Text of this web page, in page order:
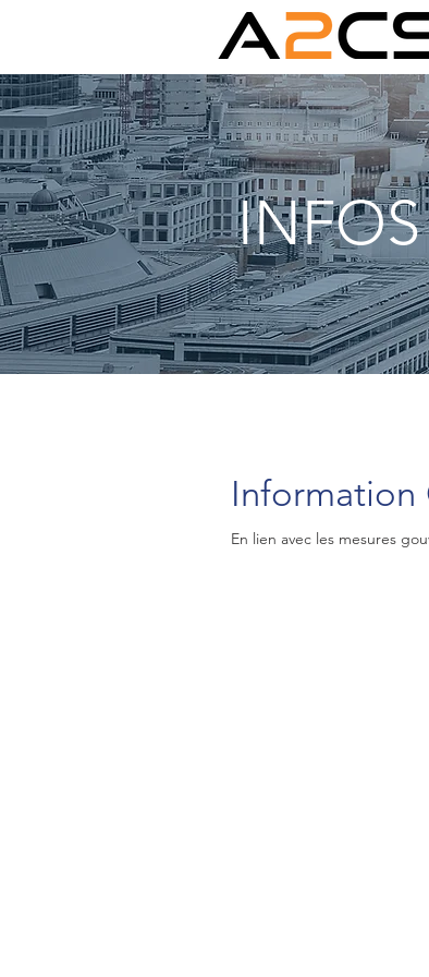
Information
En lien avec les mesures